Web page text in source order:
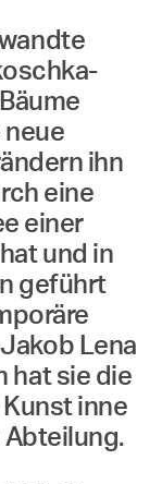
neue
ihn
eine
einer
und in
geführt
Lena
hat sie die
inne